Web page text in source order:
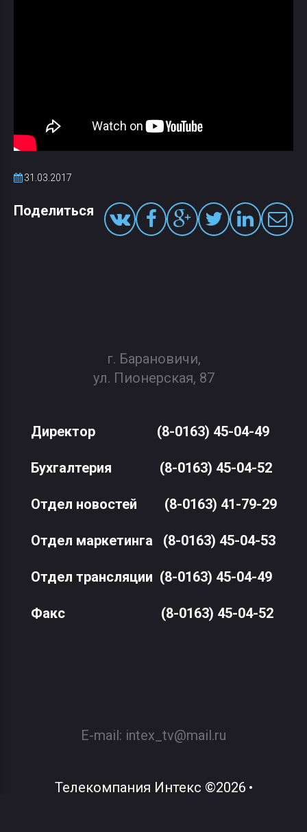
31.03.2017
Поделиться
г. Барановичи,
ул. Пионерская, 87
Директор (8-0163) 45-04-49
Бухгалтерия (8-0163) 45-04-52
Отдел новостей (8-0163) 41-79-29
Отдел маркетинга (8-0163) 45-04-53
Отдел трансляции (8-0163) 45-04-49
Факс(8-0163) 45-04-52
E-mail: intex_tv@mail.ru
Телекомпания Интекс ©2026